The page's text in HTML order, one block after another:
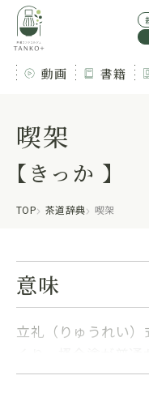
動画 書籍
喫架
【きっか 】
TOP 茶道辞典 喫架
意味
立礼（りゅうれい